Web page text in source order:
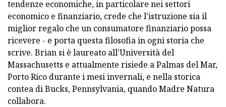
tendenze economiche, in particolare nei settori
economico e finanziario, crede che l'istruzione sia il
miglior regalo che un consumatore finanziario possa
ricevere - e porta questa filosofia in ogni storia che
scrive. Brian si è laureato all'Università del
Massachusetts e attualmente risiede a Palmas del Mar,
Porto Rico durante i mesi invernali, e nella storica
contea di Bucks, Pennsylvania, quando Madre Natura
collabora.